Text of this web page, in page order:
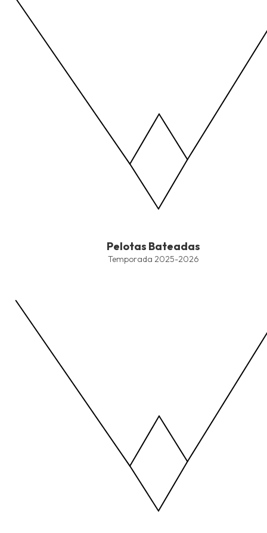
The chart has 1 X axis displaying values. Data ranges from -
The chart has 1 Y axis displaying values. Data ranges from -
The chart has 1 X axis displaying values. Data ranges from -
The chart has 1 Y axis displaying values. Data ranges from -
Pelotas Bateadas
Temporada 2025-2026